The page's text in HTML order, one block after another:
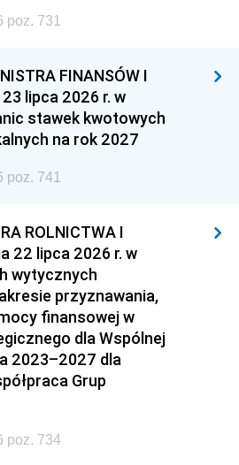
poz. 731
FINANSÓW I
23 lipca 2026 r. w
stawek kwotowych
na rok 2027
poz. 741
ROLNICTWA I
22 lipca 2026 r. w
wytycznych
przyznawania,
finansowej w
dla Wspólnej
2023–2027 dla
Grup
poz. 734